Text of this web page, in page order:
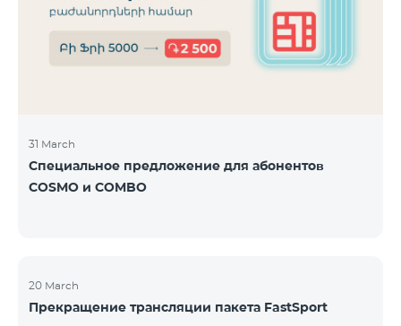
31 March
Специальное предложение для абонентов
COSMO и COMBO
20 March
Прекращение трансляции пакета FastSport